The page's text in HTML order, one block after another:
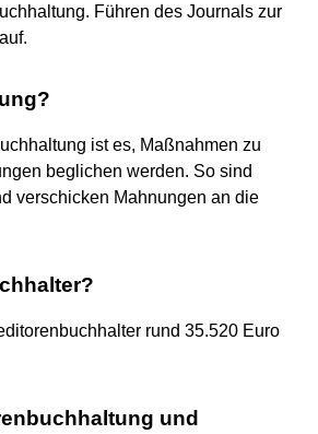
Führen des Journals zur
ist es, Maßnahmen zu
beglichen werden. So sind
verschicken Mahnungen an die
rund 35.520 Euro
und